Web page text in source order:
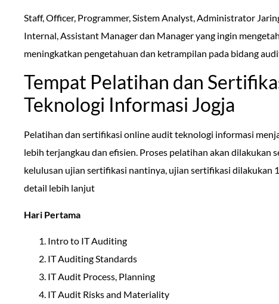
Staff, Officer, Programmer, Sistem Analyst, Administrator
Internal, Assistant Manager dan Manager yang ingin
meningkatkan pengetahuan dan ketrampilan pada bidang
Tempat Pelatihan dan
Teknologi Informasi Jogja
Pelatihan dan sertifikasi online audit teknologi informasi
lebih terjangkau dan efisien. Proses pelatihan akan dilakukan
kelulusan ujian sertifikasi nantinya, ujian sertifikasi dilakukan
detail lebih lanjut
Hari Pertama
Intro to IT Auditing
IT Auditing Standards
IT Audit Process, Planning
IT Audit Risks and Materiality